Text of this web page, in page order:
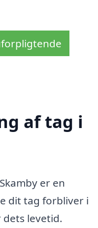
af tag i
er en
dit tag forbliver i
levetid.